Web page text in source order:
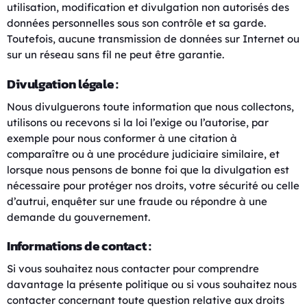
utilisation, modification et divulgation non autorisés des
données personnelles sous son contrôle et sa garde.
Toutefois, aucune transmission de données sur Internet ou
sur un réseau sans fil ne peut être garantie.
Divulgation légale :
Nous divulguerons toute information que nous collectons,
utilisons ou recevons si la loi l’exige ou l’autorise, par
exemple pour nous conformer à une citation à
comparaître ou à une procédure judiciaire similaire, et
lorsque nous pensons de bonne foi que la divulgation est
nécessaire pour protéger nos droits, votre sécurité ou celle
d’autrui, enquêter sur une fraude ou répondre à une
demande du gouvernement.
Informations de contact :
Si vous souhaitez nous contacter pour comprendre
davantage la présente politique ou si vous souhaitez nous
contacter concernant toute question relative aux droits